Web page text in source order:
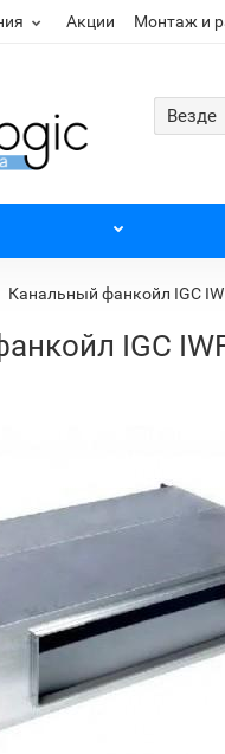
Акции Монтаж и
Везде
Канальный фанкойл IGC
IGC